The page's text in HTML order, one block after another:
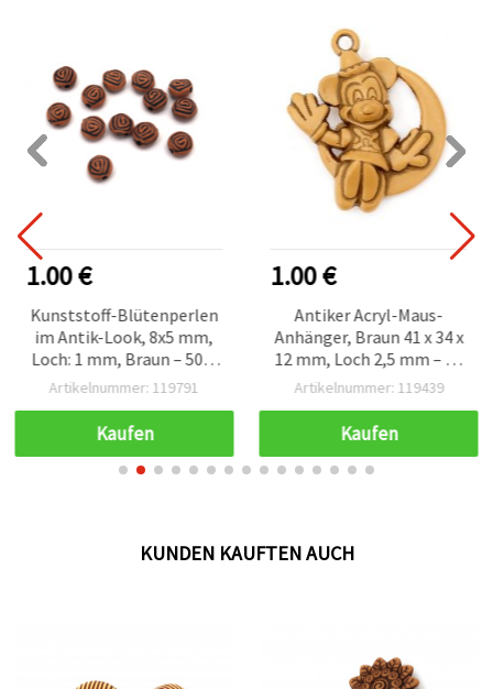
1.00 €
Kunststoff-Blütenperlen
im Antik-Look, 8x5 mm,
Loch: 1 mm, Braun – 50 g
(ca. 280 Stk.)
Artikelnummer: 119791
Kaufen
1.00 €
Antiker Acryl-Maus-
Anhänger, Braun 41 x 34 x
12 mm, Loch 2,5 mm – 50
g (~15 Stk.)
Artikelnummer: 119439
Kaufen
KUNDEN KAUFTEN AUCH